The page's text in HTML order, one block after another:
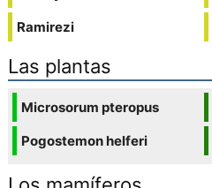
Ramirezi
Las plantas
Microsorum pteropus
Pogostemon helferi